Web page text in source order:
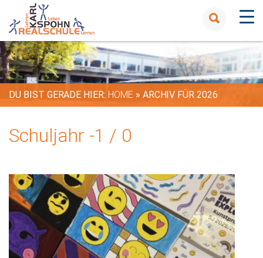
DU BIST GERADE HIER: HOME » ARCHIV FÜR 2026
Schuljahr -1 / 0